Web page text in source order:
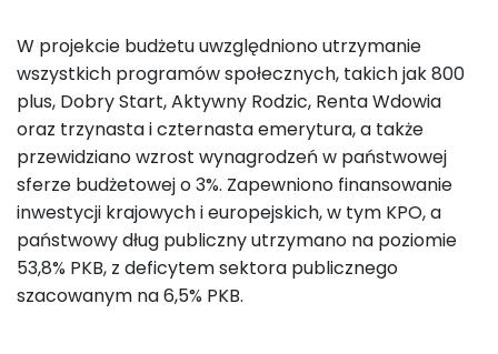
W projekcie budżetu uwzględniono utrzymanie
wszystkich programów społecznych, takich jak 800
plus, Dobry Start, Aktywny Rodzic, Renta Wdowia
oraz trzynasta i czternasta emerytura, a także
przewidziano wzrost wynagrodzeń w państwowej
sferze budżetowej o 3%. Zapewniono finansowanie
inwestycji krajowych i europejskich, w tym KPO, a
państwowy dług publiczny utrzymano na poziomie
53,8% PKB, z deficytem sektora publicznego
szacowanym na 6,5% PKB.